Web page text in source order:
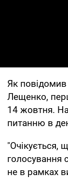
Як повідомив
Лещенко,
14 жовтня.
питанню в
"Очікується,
голосування
не в рамках